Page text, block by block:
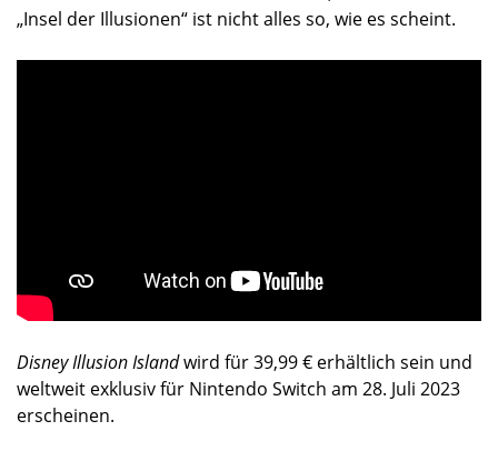
„Insel der Illusionen“ ist nicht alles so, wie es scheint.
Disney Illusion Islandwird für 39,99 € erhältlich sein und
weltweit exklusiv für Nintendo Switch am 28. Juli 2023
erscheinen.